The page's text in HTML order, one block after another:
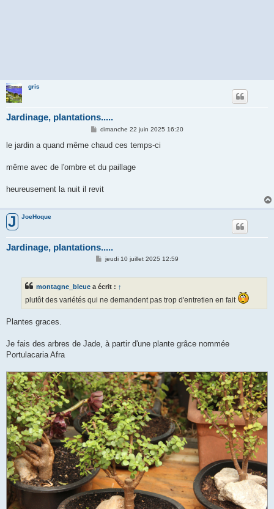
gris
Jardinage, plantations.....
M
s
g
dimanche 22 juin 2025 16:20
le jardin a quand même chaud ces temps-ci
même avec de l'ombre et du paillage
heureusement la nuit il revit
J JoeHoque
Jardinage, plantations.....
M
a
e
jeudi 10 juillet 2025 12:59
montagne_bleue a écrit : ↑
plutôt des variétés qui ne demandent pas trop d'entretien en fait
Plantes graces.
Je fais des arbres de Jade, à partir d'une plante grâce nommée
Portulacaria Afra